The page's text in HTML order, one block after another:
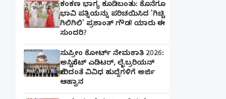
ಕಂಕಣ ಭಾಗ್ಯ ಕೂಡಿಬಂತು: ಕೊನೆಗೂ
ಭಾವಿ ಪತ್ನಿಯನ್ನು ಪರಿಚಯಿಸಿದ 'ಗಿಚ್ಚಿ
ಗಿಲಿಗಿಲಿ' ಪ್ರಶಾಂತ್ ಗೌಡ! ಯಾರು ಈ
ಸುಂದರಿ?
ಸುಪ್ರೀಂ ಕೋರ್ಟ್ ನೇಮಕಾತಿ 2026:
ಅಸಿಸ್ಟೆಂಟ್ ಎಡಿಟರ್, ಲೈಬ್ರರಿಯನ್
ಸೇರಿದಂತೆ ವಿವಿಧ ಹುದ್ದೆಗಳಿಗೆ ಅರ್ಜಿ
ಆಹ್ವಾನ